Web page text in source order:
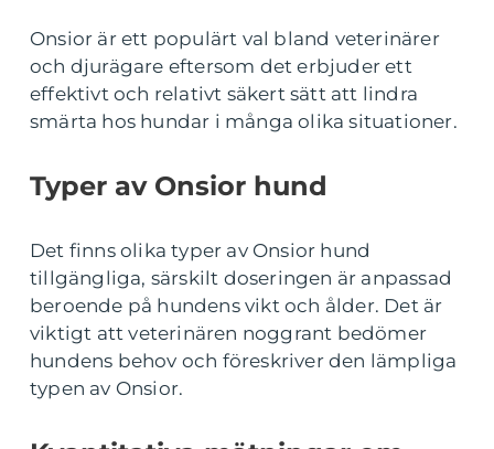
Onsior är ett populärt val bland veterinärer
och djurägare eftersom det erbjuder ett
effektivt och relativt säkert sätt att lindra
smärta hos hundar i många olika situationer.
Typer av Onsior hund
Det finns olika typer av Onsior hund
tillgängliga, särskilt doseringen är anpassad
beroende på hundens vikt och ålder. Det är
viktigt att veterinären noggrant bedömer
hundens behov och föreskriver den lämpliga
typen av Onsior.